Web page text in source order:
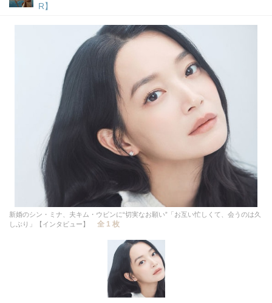
R】
新婚のシン・ミナ、夫キム・ウビンに“切実なお願い”「お互い忙しくて、会うのは久
しぶり」【インタビュー】
全 1 枚